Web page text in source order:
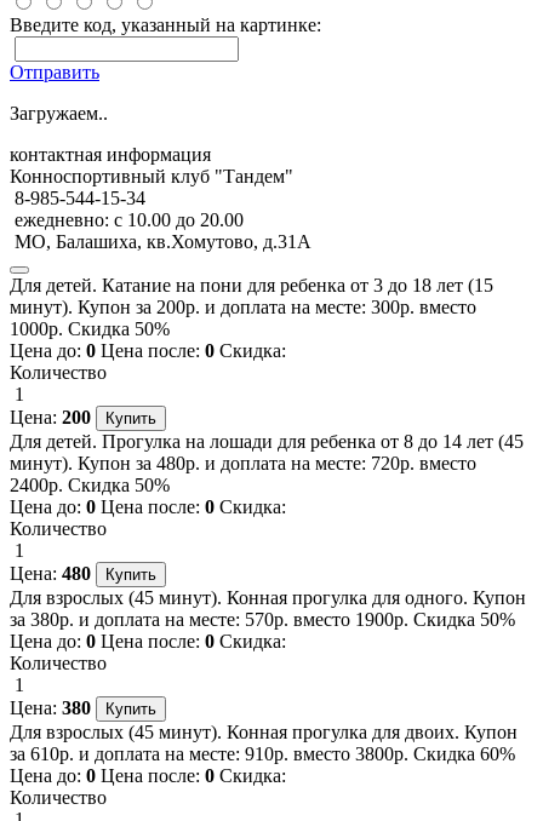
Введите код, указанный на картинке:
Отправить
Загружаем..
контактная информация
Конноспортивный клуб "Тандем"
8-985-544-15-34
ежедневно: с 10.00 до 20.00
МО, Балашиха, кв.Хомутово, д.31А
Для детей. Катание на пони для ребенка от 3 до 18 лет (15
минут). Купон за 200р. и доплата на месте: 300р. вместо
1000р. Скидка 50%
Цена до: 0 Цена после: 0 Скидка:
Количество
1
Цена: 200
Для детей. Прогулка на лошади для ребенка от 8 до 14 лет (45
минут). Купон за 480р. и доплата на месте: 720р. вместо
2400р. Скидка 50%
Цена до: 0 Цена после: 0 Скидка:
Количество
1
Цена: 480
Для взрослых (45 минут). Конная прогулка для одного. Купон
за 380р. и доплата на месте: 570р. вместо 1900р. Скидка 50%
Цена до: 0 Цена после: 0 Скидка:
Количество
1
Цена: 380
Для взрослых (45 минут). Конная прогулка для двоих. Купон
за 610р. и доплата на месте: 910р. вместо 3800р. Скидка 60%
Цена до: 0 Цена после: 0 Скидка:
Количество